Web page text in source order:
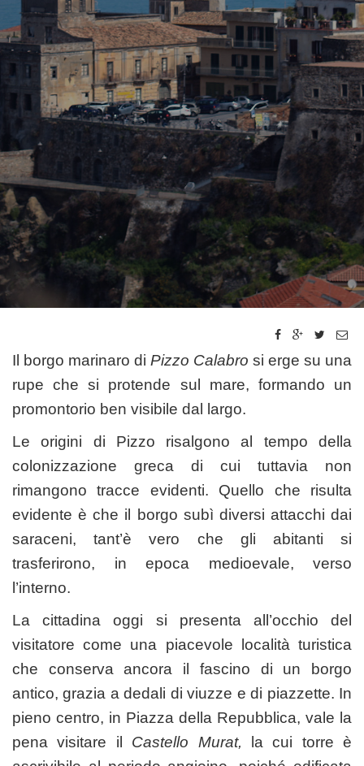
Il borgo marinaro di Pizzo Calabro si erge su una
rupe che si protende sul mare, formando un
promontorio ben visibile dal largo.
Le origini di Pizzo risalgono al tempo della
colonizzazione greca di cui tuttavia non
rimangono tracce evidenti. Quello che risulta
evidente è che il borgo subì diversi attacchi dai
saraceni, tant’è vero che gli abitanti si
trasferirono, in epoca medioevale, verso
l’interno.
La cittadina oggi si presenta all’occhio del
visitatore come una piacevole località turistica
che conserva ancora il fascino di un borgo
antico, grazia a dedali di viuzze e di piazzette. In
pieno centro, in Piazza della Repubblica, vale la
pena visitare il Castello Murat, la cui torre è